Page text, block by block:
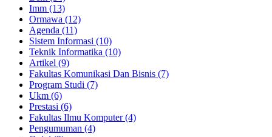
Imm (13)
Ormawa (12)
Agenda (11)
Sistem Informasi (10)
Teknik Informatika (10)
Artikel (9)
Fakultas Komunikasi Dan Bisnis (7)
Program Studi (7)
Ukm (6)
Prestasi (6)
Fakultas Ilmu Komputer (4)
Pengumuman (4)